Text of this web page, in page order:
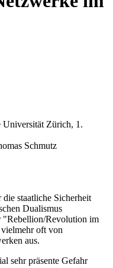
Zürich, 1.
Schmutz
staatliche Sicherheit
Dualismus
"Rebellion/Revolution im
oft von
aus.
sehr präsente Gefahr